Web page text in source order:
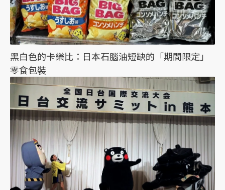
黑白色的卡樂比：日本石腦油短缺的「期間限定」
零食包裝